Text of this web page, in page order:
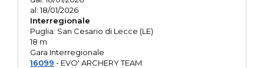
al: 18/01/2026
Interregionale
Puglia: San Cesario di Lecce (LE)
18 m
Gara Interregionale
16099 - EVO' ARCHERY TEAM